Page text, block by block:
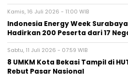
Kamis, 16 Juli 2026 - 11:00 WIB
Indonesia Energy Week
Hadirkan 200 Peserta dari 17
Sabtu, 11 Juli 2026 - 07:59 WIB
8 UMKM Kota Bekasi Tampil di
Rebut Pasar Nasional